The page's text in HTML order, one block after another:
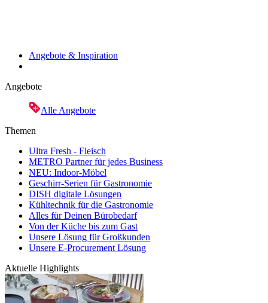
Angebote & Inspiration
Angebote
Alle Angebote
Themen
Ultra Fresh - Fleisch
METRO Partner für jedes Business
NEU: Indoor-Möbel
Geschirr-Serien für Gastronomie
DISH digitale Lösungen
Kühltechnik für die Gastronomie
Alles für Deinen Bürobedarf
Von der Küche bis zum Gast
Unsere Lösung für Großkunden
Unsere E-Procurement Lösung
Aktuelle Highlights